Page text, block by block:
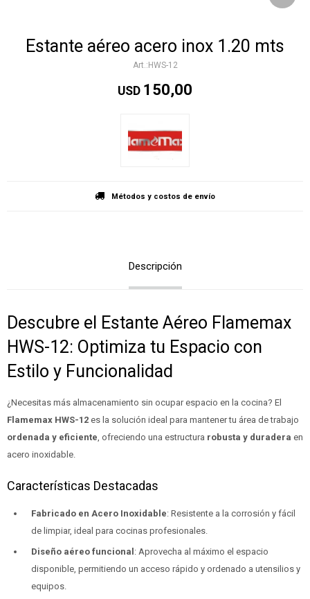
Estante aéreo acero inox 1.20 mts
HWS-12
USD 150,00
Métodos y costos de envío
Descripción
Descubre el Estante Aéreo Flamemax
HWS-12: Optimiza tu Espacio con
Estilo y Funcionalidad
¿Necesitas más almacenamiento sin ocupar espacio en la cocina? El
Flamemax HWS-12 es la solución ideal para mantener tu área de trabajo
ordenada y eficiente , ofreciendo una estructura robusta y duradera en
acero inoxidable.
Características Destacadas
Fabricado en Acero Inoxidable: Resistente a la corrosión y fácil
de limpiar, ideal para cocinas profesionales.
Diseño aéreo funcional: Aprovecha al máximo el espacio
disponible, permitiendo un acceso rápido y ordenado a utensilios y
equipos.